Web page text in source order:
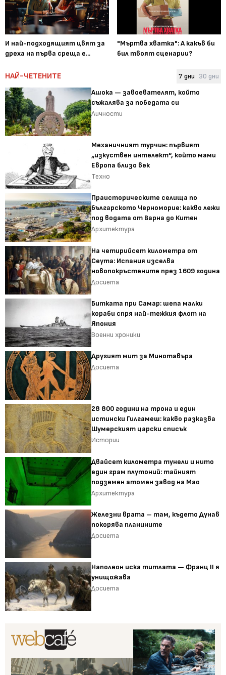
И най-подходящият цвят за
дреха на първа среща е...
"Мъртва хватка": А какъв би
бил твоят сценарии?
НАЙ-ЧЕТЕНИТЕ 7 дни 30 дни
Ашока — завоевателят, който
съжалява за победата си
Личности
Механичният турчин: първият
„изкуствен интелект“, който мами
Европа близо век
Техно
Праисторическите селища по
българското Черноморие: какво лежи
под водата от Варна до Китен
Архитектура
На четирийсет километра от
Сеута: Испания изселва
новопокръстените през 1609 година
Досиета
Битката при Самар: шепа малки
кораби спря най-тежкия флот на
Япония
Военни хроники
Другият мит за Минотавъра
Досиета
28 800 години на трона и един
истински Гилгамеш: какво разказва
Шумерският царски списък
Истории
Двайсет километра тунели и нито
един грам плутоний: тайният
подземен атомен завод на Мао
Архитектура
Железни врата – там, където Дунав
покорява планините
Досиета
Наполеон иска титлата — Франц II я
унищожава
Досиета